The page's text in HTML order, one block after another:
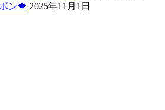
ン🍁 2025年11月1日